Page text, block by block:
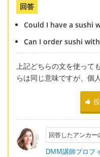
回答
Could I have a sushi
Can I order sushi
上記どちらの文を使って
らは同じ意味ですが、個
回答したアンカー
DMM講師プロフ